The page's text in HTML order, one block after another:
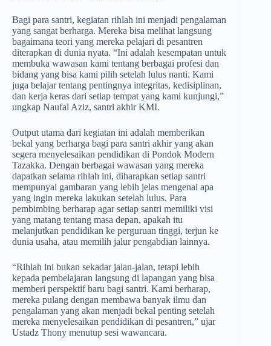
Bagi para santri, kegiatan rihlah ini menjadi pengalaman
yang sangat berharga. Mereka bisa melihat langsung
bagaimana teori yang mereka pelajari di pesantren
diterapkan di dunia nyata. “Ini adalah kesempatan untuk
membuka wawasan kami tentang berbagai profesi dan
bidang yang bisa kami pilih setelah lulus nanti. Kami
juga belajar tentang pentingnya integritas, kedisiplinan,
dan kerja keras dari setiap tempat yang kami kunjungi,”
ungkap Naufal Aziz, santri akhir KMI.
Output utama dari kegiatan ini adalah memberikan
bekal yang berharga bagi para santri akhir yang akan
segera menyelesaikan pendidikan di Pondok Modern
Tazakka. Dengan berbagai wawasan yang mereka
dapatkan selama rihlah ini, diharapkan setiap santri
mempunyai gambaran yang lebih jelas mengenai apa
yang ingin mereka lakukan setelah lulus. Para
pembimbing berharap agar setiap santri memiliki visi
yang matang tentang masa depan, apakah itu
melanjutkan pendidikan ke perguruan tinggi, terjun ke
dunia usaha, atau memilih jalur pengabdian lainnya.
“Rihlah ini bukan sekadar jalan-jalan, tetapi lebih
kepada pembelajaran langsung di lapangan yang bisa
memberi perspektif baru bagi santri. Kami berharap,
mereka pulang dengan membawa banyak ilmu dan
pengalaman yang akan menjadi bekal penting setelah
mereka menyelesaikan pendidikan di pesantren,” ujar
Ustadz Thony menutup sesi wawancara.